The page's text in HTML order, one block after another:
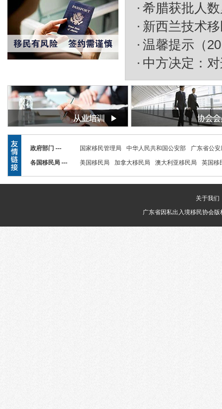
希腊获批人
新西兰技术
温馨提示（
中方决定：
政府部门 --- 国家移民管理局 中华人民共和国公安部 广东省公
各国移民局 --- 美国移民局 加拿大移民局 澳大利亚移民局 英国移
关于我们
广东省因私出入境移民协会